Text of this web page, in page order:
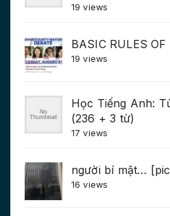
19 views
BASIC RULES OF
19 views
Học Tiếng Anh:
(236 + 3 từ)
17 views
người bí mật…
16 views